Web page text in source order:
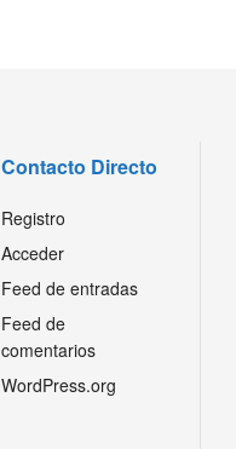
Contacto Directo
Registro
Acceder
Feed de entradas
Feed de
comentarios
WordPress.org